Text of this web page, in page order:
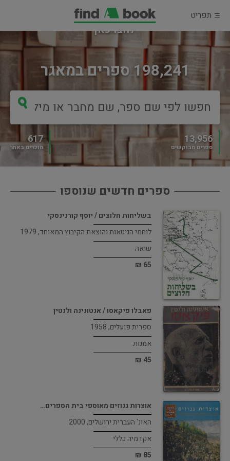
תפריט
198,241 ספרים במאגר
13,956
ספרים מבוקשים
617
מוכרים באתר
מוכרים ספר?
לחצו כאן
ספרים חדשים שנוספו
בשליחות חלוצים / יוסף קורנינסקי
לוחמי הגיטאות והוצאת הקיבוץ המאוחד, 1979
שואה
65 ₪
פאבלו פיקאסו / אנטונינה ולנטין
ספרית פועלים, 1958
אמנות
45 ₪
אוצרות גנוזים מאוספי בית הספרים…
האונ' העברית ירושלים, 2000
אקדמיה כללי
85 ₪